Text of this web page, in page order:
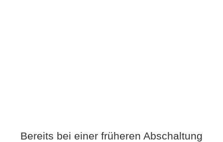
Bereits bei einer früheren Abschaltung